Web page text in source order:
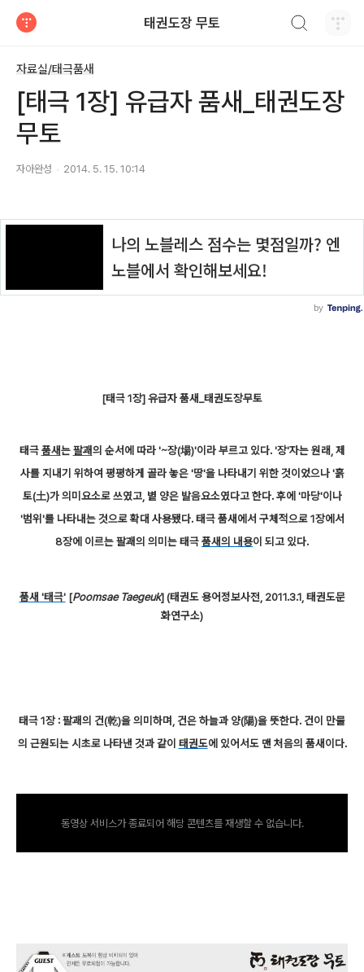
태권도장 무토
자료실/태극품새
[태극 1장] 유급자 품새_태권도장
무토
자아완성 2014. 5. 15. 10:14
[태극 1장] 유급자 품새_태권도장무토
태극품새는팔괘의 순서에 따라 '~장(場)'이라 부르고 있다. '장'자는 원래, 제
사를 지내기 위하여 평평하게 골라 놓은 '땅'을 나타내기 위한 것이었으나 '흙
토(土)가 의미요소로 쓰였고, 볕 양은 발음요소였다고 한다. 후에 '마당'이나
'범위'를 나타내는 것으로 확대 사용됐다. 태극 품새에서 구체적으로 1장에서
8장에 이르는 팔괘의 의미는 태극품새의 내용이 되고 있다.
품새 '태극'[Poomsae Taegeuk] (태권도 용어정보사전, 2011.3.1, 태권도문
화연구소)
태극 1장 : 팔괘의 건(乾)을 의미하며, 건은 하늘과 양(陽)을 뜻한다. 건이 만물
의 근원되는 시초로 나타낸 것과 같이 태권도에 있어서도 맨 처음의 품새이다.
동영상 서비스가 종료되어 해당 콘텐츠를 재생할 수 없습니다.